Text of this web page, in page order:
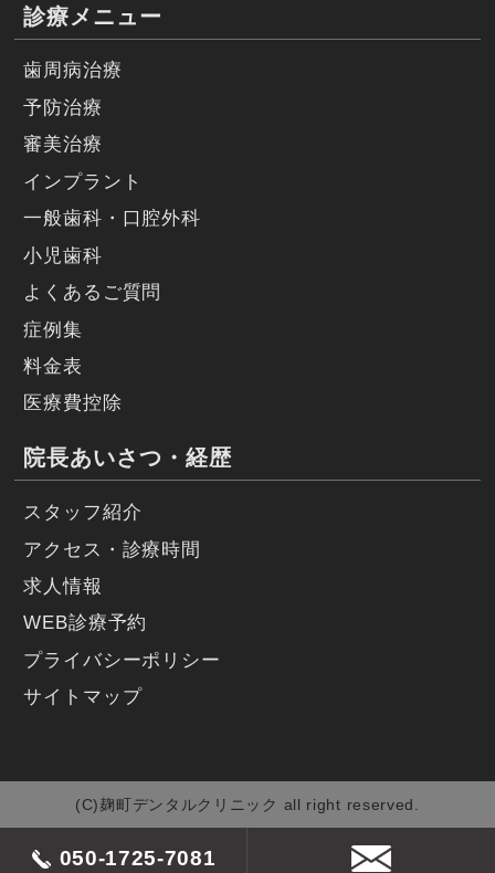
050-1725-7081
診療メニュー
歯周病治療
予防治療
審美治療
インプラント
一般歯科・口腔外科
小児歯科
よくあるご質問
症例集
料金表
医療費控除
院長あいさつ・経歴
スタッフ紹介
アクセス・診療時間
求人情報
WEB診療予約
プライバシーポリシー
サイトマップ
(C)麹町デンタルクリニック all right reserved.